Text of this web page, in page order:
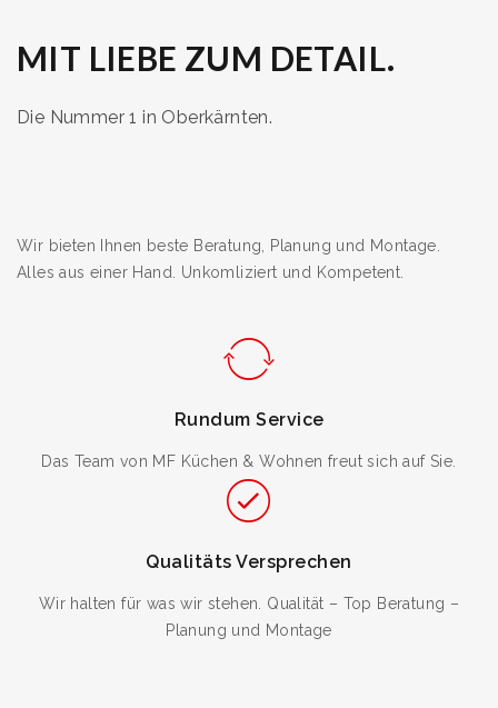
MIT LIEBE ZUM DETAIL.
Die Nummer 1 in Oberkärnten.
Wir bieten Ihnen beste Beratung, Planung und Montage.
Alles aus einer Hand. Unkomliziert und Kompetent.
Rundum Service
Das Team von MF Küchen & Wohnen freut sich auf Sie.
Qualitäts Versprechen
Wir halten für was wir stehen. Qualität – Top Beratung –
Planung und Montage